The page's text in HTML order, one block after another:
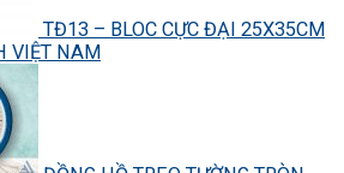
TĐ13 – BLOC CỰC ĐẠI 25X35CM
VIỆT NAM